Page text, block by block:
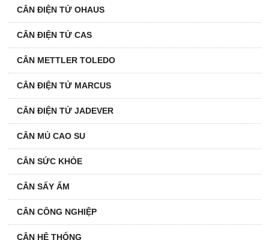
CÂN ĐIỆN TỬ OHAUS
CÂN ĐIỆN TỬ CAS
CÂN METTLER TOLEDO
CÂN ĐIỆN TỬ MARCUS
CÂN ĐIỆN TỬ JADEVER
CÂN MỦ CAO SU
CÂN SỨC KHỎE
CÂN SẤY ẨM
CÂN CÔNG NGHIỆP
CÂN HỆ THỐNG